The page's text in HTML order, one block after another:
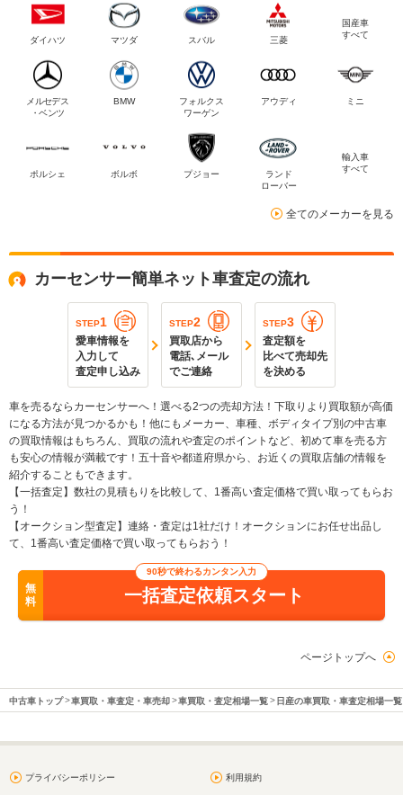
ダイハツ マツダ スバル 三菱
国産車
すべて
メルセデス
・ベンツ
BMW
フォルクス
ワーゲン
アウディ ミニ
ポルシェ ボルボ プジョー
ランド
ローバー
輸入車
すべて
全てのメーカーを見る
カーセンサー簡単ネット車査定の流れ
STEP1
愛車情報を
入力して
査定申し込み
STEP2
買取店から
電話､メール
でご連絡
STEP3
査定額を
比べて売却先
を決める
車を売るならカーセンサーへ！選べる2つの売却方法！下取りより買取額が高価
になる方法が見つかるかも！他にもメーカー、車種、ボディタイプ別の中古車
の買取情報はもちろん、買取の流れや査定のポイントなど、初めて車を売る方
も安心の情報が満載です！五十音や都道府県から、お近くの買取店舗の情報を
紹介することもできます。
【一括査定】数社の見積もりを比較して、1番高い査定価格で買い取ってもらお
う！
【オークション型査定】連絡・査定は1社だけ！オークションにお任せ出品し
て、1番高い査定価格で買い取ってもらおう！
無
料
90秒で終わるカンタン入力
一括査定依頼スタート
ページトップへ
中古車トップ 車買取・車査定・車売却 車買取・査定相場一覧 日産の車買取・車査定相場一覧
プライバシーポリシー 利用規約